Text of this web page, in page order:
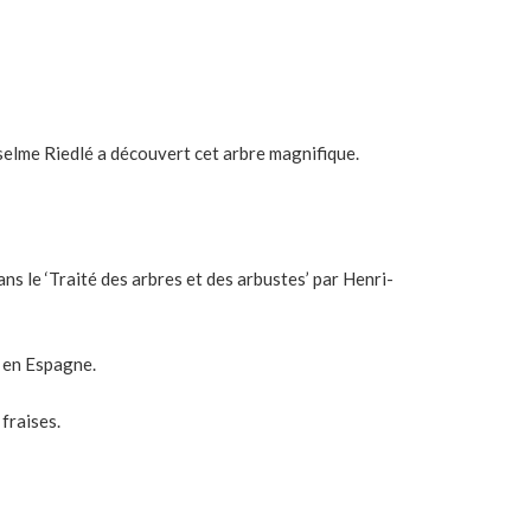
Riedlé a découvert cet arbre magnifique.
le ‘Traité des arbres et des arbustes’ par Henri-
Espagne.